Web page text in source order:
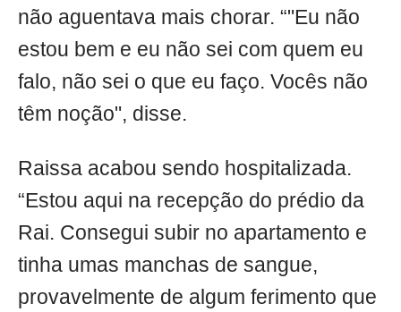
não aguentava mais chorar. “"Eu não
estou bem e eu não sei com quem eu
falo, não sei o que eu faço. Vocês não
têm noção", disse.
Raissa acabou sendo hospitalizada.
“Estou aqui na recepção do prédio da
Rai. Consegui subir no apartamento e
tinha umas manchas de sangue,
provavelmente de algum ferimento que